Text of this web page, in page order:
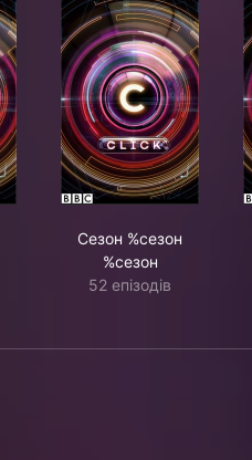
Сезон %сезон
%сезон
52 епізодів